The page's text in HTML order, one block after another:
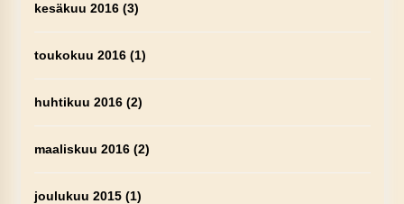
kesäkuu 2016(3)
toukokuu 2016(1)
huhtikuu 2016(2)
maaliskuu 2016(2)
joulukuu 2015(1)